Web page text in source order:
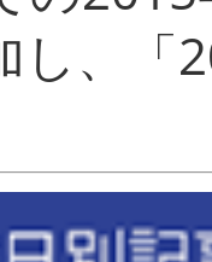
し、「